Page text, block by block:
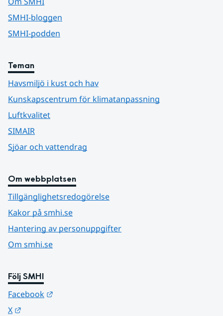
SMHI-bloggen
SMHI-podden
Teman
Havsmiljö i kust och hav
Kunskapscentrum för klimatanpassning
Luftkvalitet
SIMAIR
Sjöar och vattendrag
Om webbplatsen
Tillgänglighetsredogörelse
Kakor på smhi.se
Hantering av personuppgifter
Om smhi.se
Följ SMHI
Facebook
X